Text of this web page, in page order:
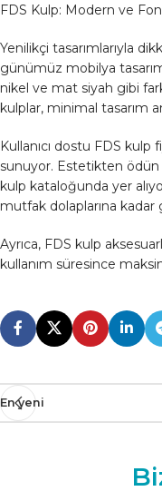
FDS Kulp: Modern ve
Yenilikçi tasarımlarıyla
günümüz mobilya
nikel ve mat siyah gibi
kulplar, minimal tasarım
Kullanıcı dostu FDS
sunuyor. Estetikten
kulp kataloğunda yer
mutfak dolaplarına kadar
Ayrıca, FDS kulp
kullanım süresince
En yeni